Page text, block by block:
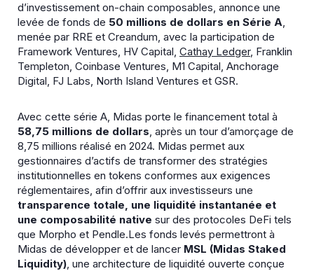
d’investissement on-chain composables, annonce une
levée de fonds de 50 millions de dollars en Série A,
menée par RRE et Creandum, avec la participation de
Framework Ventures, HV Capital, Cathay Ledger, Franklin
Templeton, Coinbase Ventures, M1 Capital, Anchorage
Digital, FJ Labs, North Island Ventures et GSR.
Avec cette série A, Midas porte le financement total à
58,75 millions de dollars, après un tour d’amorçage de
8,75 millions réalisé en 2024. Midas permet aux
gestionnaires d’actifs de transformer des stratégies
institutionnelles en tokens conformes aux exigences
réglementaires, afin d’offrir aux investisseurs une
transparence totale, une liquidité instantanée et
une composabilité native sur des protocoles DeFi tels
que Morpho et Pendle.Les fonds levés permettront à
Midas de développer et de lancer MSL (Midas Staked
Liquidity), une architecture de liquidité ouverte conçue